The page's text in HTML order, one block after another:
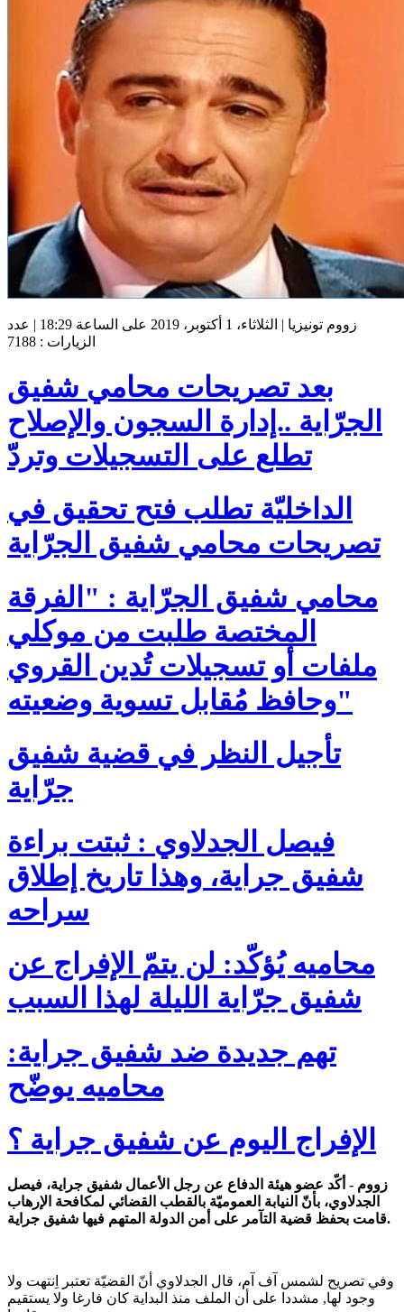
زووم تونيزيا | الثلاثاء، 1 أكتوبر، 2019 على الساعة 18:29 | عدد
الزيارات : 7188
بعد تصريحات محامي شفيق
الجرّاية ..إدارة السجون والإصلاح
تطلع على التسجيلات وتردّ
الداخليّة تطلب فتح تحقيق في
تصريحات محامي شفيق الجرّاية
محامي شفيق الجرّاية : "الفرقة
المختصة طلبت من موكلي
ملفات أو تسجيلات تُدين القروي
وحافظ مُقابل تسوية وضعيته"
تأجيل النظر في قضية شفيق
جرّاية
فيصل الجدلاوي : ثبتت براءة
شفيق جراية، وهذا تاريخ إطلاق
سراحه
محاميه يُؤكّد: لن يتمّ الإفراج عن
شفيق جرّاية الليلة لهذا السبب
تهم جديدة ضد شفيق جراية:
محاميه يوضّح
الإفراج اليوم عن شفيق جراية ؟
زووم - أكّد عضو هيئة الدفاع عن رجل الأعمال شفيق جراية، فيصل
الجدلاوي، بأنّ النيابة العموميّة بالقطب القضائي لمكافحة الإرهاب
قامت بحفظ قضية التآمر على أمن الدولة المتهم فيها شفيق جراية.
وفي تصريح لشمس آف آم، قال الجدلاوي أنّ القضيّة تعتبر اِنتهت ولا
وجود لها, مشددا على أن الملف منذ البداية كان فارغا ولا يستقيم